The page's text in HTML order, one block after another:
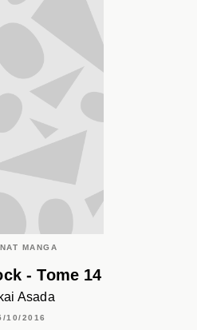
MANGA
- Tome 14
Asada
10/2016